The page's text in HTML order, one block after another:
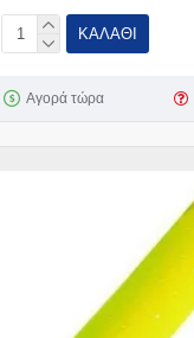
ΚΑΛΆΘΙ
Αγορά τώρα